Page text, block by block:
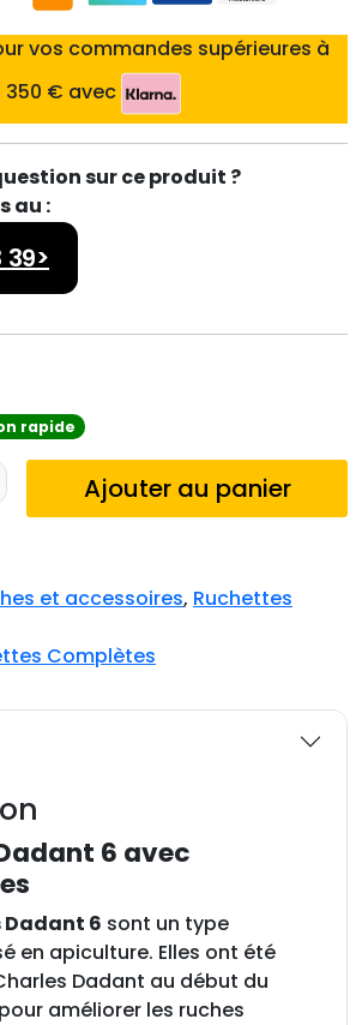
vos commandes supérieures à
350 € avec
sur ce produit ?
au :
rapide
Ajouter au panier
et accessoires, Ruchettes
Complètes
6 avec
6 sont un type
en apiculture. Elles ont été
Dadant au début du
améliorer les ruches